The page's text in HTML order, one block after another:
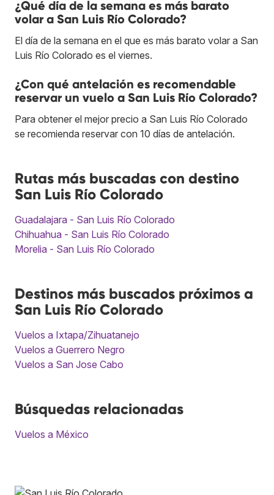
¿Qué día de la semana es más barato
volar a San Luis Río Colorado?
El día de la semana en el que es más barato volar a San
Luis Río Colorado es el viernes.
¿Con qué antelación es recomendable
reservar un vuelo a San Luis Río Colorado?
Para obtener el mejor precio a San Luis Río Colorado
se recomienda reservar con 10 días de antelación.
Rutas más buscadas con destino
San Luis Río Colorado
Guadalajara - San Luis Río Colorado
Chihuahua - San Luis Río Colorado
Morelia - San Luis Río Colorado
Destinos más buscados próximos a
San Luis Río Colorado
Vuelos a Ixtapa/Zihuatanejo
Vuelos a Guerrero Negro
Vuelos a San Jose Cabo
Búsquedas relacionadas
Vuelos a México